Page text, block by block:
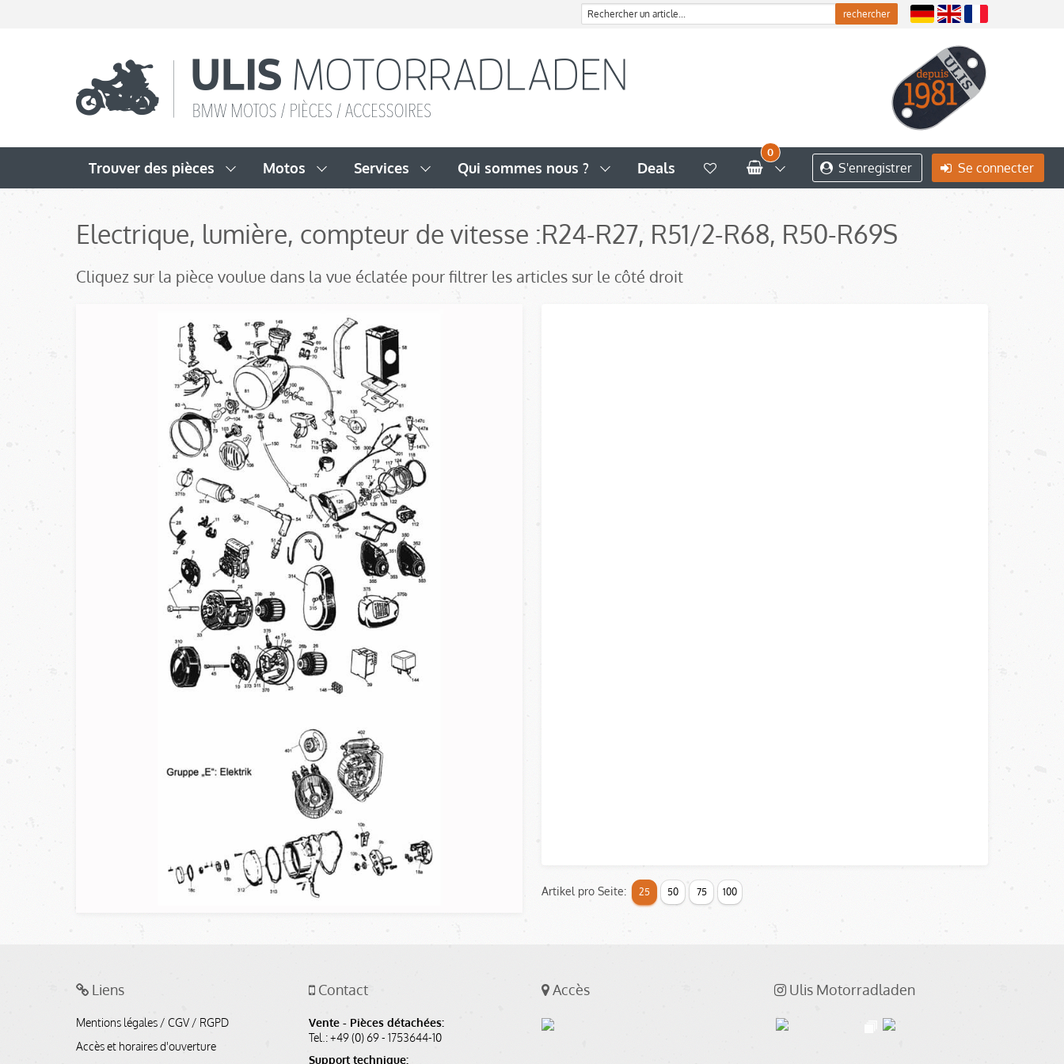
Trouver des pièces Motos Services Qui sommes nous ? Deals
0
S'enregistrer Se connecter
Electrique, lumière, compteur de vitesse :R24-R27, R51/2-R68, R50-R69S
Cliquez sur la pièce voulue dans la vue éclatée pour filtrer les articles sur le côté droit
Artikel pro Seite: 25 50 75 100
Liens
Mentions légales / CGV / RGPD
Accès et horaires d'ouverture
Contact
Vente - Pièces détachées:
Tel.: +49 (0) 69 - 1753644-10
Support technique:
Accès Ulis Motorradladen